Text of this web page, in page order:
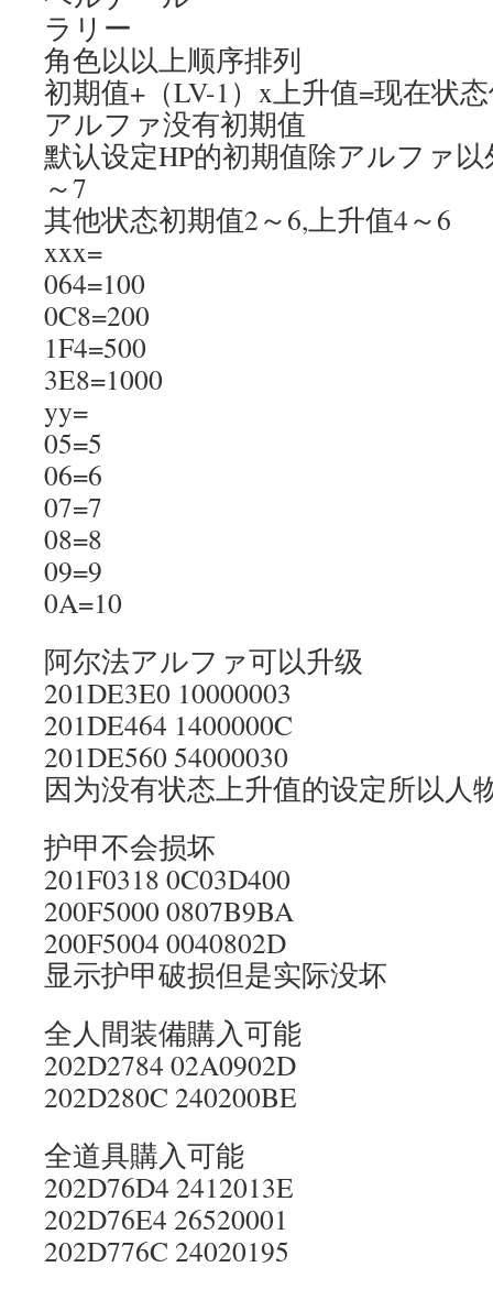
ラリー
角色以以上顺序排列
初期值+（LV-1）x上升值=现在状
アルファ没有初期值
默认设定HP的初期值除アルファ以
～7
其他状态初期值2～6,上升值4～6
xxx=
064=100
0C8=200
1F4=500
3E8=1000
yy=
05=5
06=6
07=7
08=8
09=9
0A=10
阿尔法アルファ可以升级
201DE3E0 10000003
201DE464 1400000C
201DE560 54000030
因为没有状态上升值的设定所以人
护甲不会损坏
201F0318 0C03D400
200F5000 0807B9BA
200F5004 0040802D
显示护甲破损但是实际没坏
全人間装備購入可能
202D2784 02A0902D
202D280C 240200BE
全道具購入可能
202D76D4 2412013E
202D76E4 26520001
202D776C 24020195